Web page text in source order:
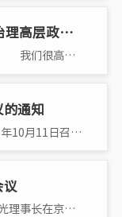
关于邀请参加《2016全球治理高层政策论坛-企业对话分论坛》的通知
2016-10-27 尊敬的各位会员： 我们很高兴邀请您参加2016年11月中旬在北京举行的全球治理高层政策论坛-企业对话分论坛。本次分论坛由联合国开�
通知
各位常务理事： 原定于2016年10月11日召开的常务理事会会议因故推迟，具体召开时间另行通知。 秘书长办公室 2016年10月9日
议
2016年7月5日上午，杨春光理事长在京主持召开中国国际经济技术合作促进会常务理事会议。会议的主要内容是：审议关于吕少杰、陈万国同志�